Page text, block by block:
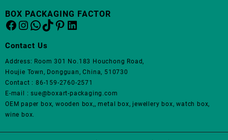
体。
可
页
面
上
选
择
BOX PACKAGING FACTOR
Facebook
Instagram
WhatsApp
TikTok
Pinterest
LinkedIn
Contact Us
Address: Room 301 No.183 Houchong Road,
Houjie Town, Dongguan, China, 510730
Contact : 86-159-2760-2571
E-mail : sue@boxart-packaging.com
OEM paper box, wooden box,, metal box, jewellery box, watch box,
wine box.